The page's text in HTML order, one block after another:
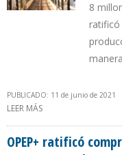
8
PUBLICADO: 11 de junio de 2021
LEER MÁS
OPEP+ ratificó